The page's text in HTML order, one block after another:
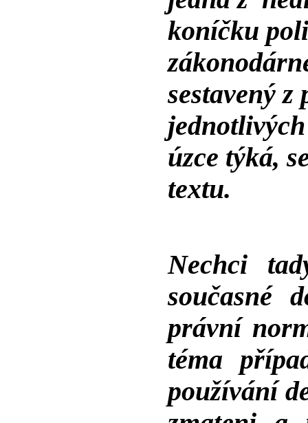
koníčku
sestavený
úzce týká,
textu.
Nechci
současné
právní
téma
používání